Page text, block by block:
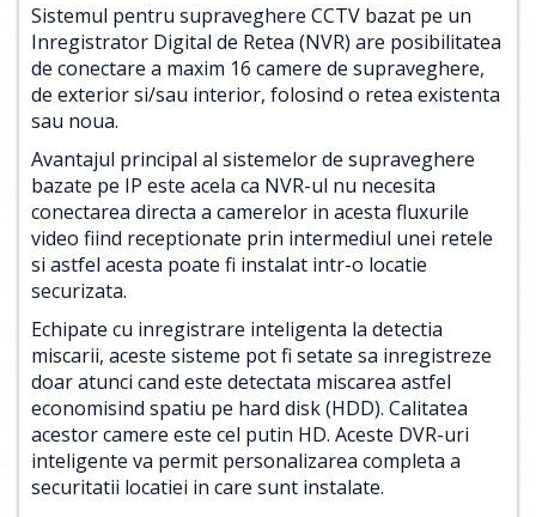
Sistemul pentru supraveghere CCTV bazat pe un
Inregistrator Digital de Retea (NVR) are posibilitatea
de conectare a maxim 16 camere de supraveghere,
de exterior si/sau interior, folosind o retea existenta
sau noua.
Avantajul principal al sistemelor de supraveghere
bazate pe IP este acela ca NVR-ul nu necesita
conectarea directa a camerelor in acesta fluxurile
video fiind receptionate prin intermediul unei retele
si astfel acesta poate fi instalat intr-o locatie
securizata.
Echipate cu inregistrare inteligenta la detectia
miscarii, aceste sisteme pot fi setate sa inregistreze
doar atunci cand este detectata miscarea astfel
economisind spatiu pe hard disk (HDD). Calitatea
acestor camere este cel putin HD. Aceste DVR-uri
inteligente va permit personalizarea completa a
securitatii locatiei in care sunt instalate.